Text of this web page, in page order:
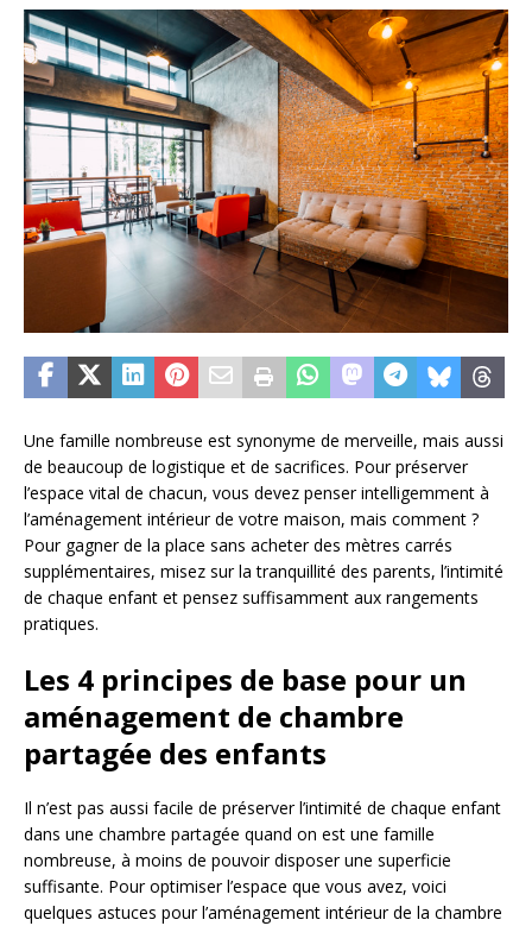
Une famille nombreuse est synonyme de merveille, mais aussi
de beaucoup de logistique et de sacrifices. Pour préserver
l’espace vital de chacun, vous devez penser intelligemment à
l’aménagement intérieur de votre maison, mais comment ?
Pour gagner de la place sans acheter des mètres carrés
supplémentaires, misez sur la tranquillité des parents, l’intimité
de chaque enfant et pensez suffisamment aux rangements
pratiques.
Les 4 principes de base pour un
aménagement de chambre
partagée des enfants
Il n’est pas aussi facile de préserver l’intimité de chaque enfant
dans une chambre partagée quand on est une famille
nombreuse, à moins de pouvoir disposer une superficie
suffisante. Pour optimiser l’espace que vous avez, voici
quelques astuces pour l’aménagement intérieur de la chambre